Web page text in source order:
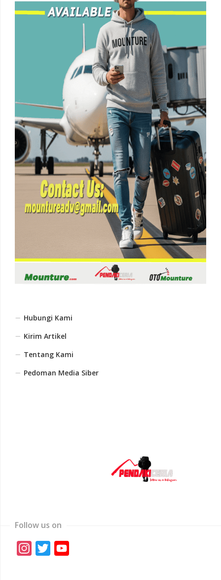
Hubungi Kami
Kirim Artikel
Tentang Kami
Pedoman Media Siber
Follow us on
Instagram
Twitter